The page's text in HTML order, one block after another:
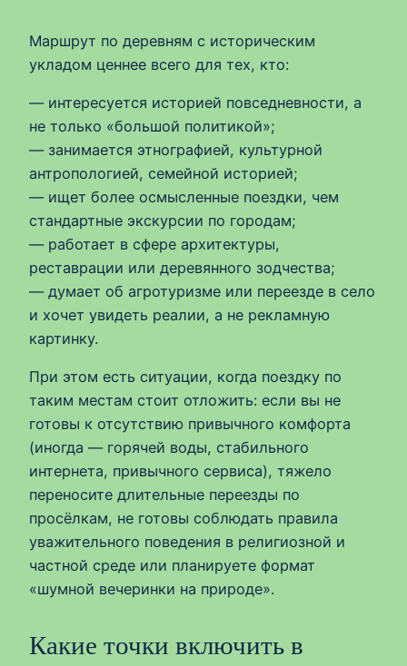
Маршрут по деревням с историческим
укладом ценнее всего для тех, кто:
— интересуется историей повседневности, а
не только «большой политикой»;
— занимается этнографией, культурной
антропологией, семейной историей;
— ищет более осмысленные поездки, чем
стандартные экскурсии по городам;
— работает в сфере архитектуры,
реставрации или деревянного зодчества;
— думает об агротуризме или переезде в село
и хочет увидеть реалии, а не рекламную
картинку.
При этом есть ситуации, когда поездку по
таким местам стоит отложить: если вы не
готовы к отсутствию привычного комфорта
(иногда — горячей воды, стабильного
интернета, привычного сервиса), тяжело
переносите длительные переезды по
просёлкам, не готовы соблюдать правила
уважительного поведения в религиозной и
частной среде или планируете формат
«шумной вечеринки на природе».
Какие точки включить в